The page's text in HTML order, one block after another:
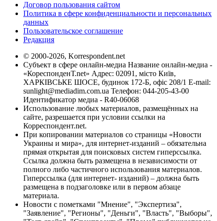
Договор пользования сайтом
Политика в сфере конфиденциальности и персональных
данных
Пользовательское соглашение
Редакция
© 2000-2026, Korrespondent.net
Субъект в сфере онлайн-медиа Название онлайн-медиа -
«КореспонденТ.net» Адрес: 02091, місто Київ,
ХАРКІВСЬКЕ ШОСЕ, будинок 172-Б, офіс 208/1 E-mail:
sunlight@mediadim.com.ua Телефон: 044-205-43-00
Идентификатор медиа - R40-06068
Использование любых материалов, размещённых на
сайте, разрешается при условии ссылки на
Корреспондент.net.
При копировании материалов со страницы «Новости
Украины и мира», для интернет-изданий – обязательна
прямая открытая для поисковых систем гиперссылка.
Ссылка должна быть размещена в независимости от
полного либо частичного использования материалов.
Гиперссылка (для интернет- изданий) – должна быть
размещена в подзаголовке или в первом абзаце
материала.
Новости с пометками "Мнение", "Экспертиза",
"Заявление", "Регионы", "Деньги", "Власть", "Выборы",